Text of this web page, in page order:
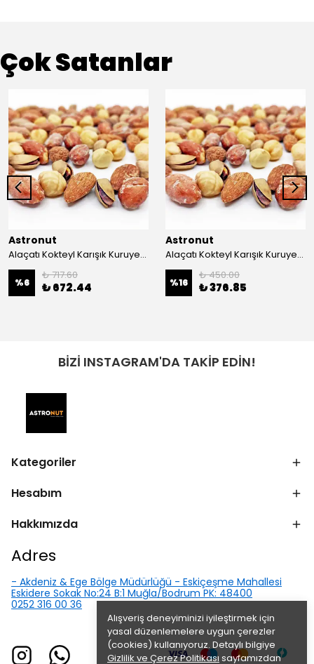
Alışveriş deneyiminizi iyileştirmek için
yasal düzenlemelere uygun çerezler
(cookies) kullanıyoruz. Detaylı bilgiye
Gizlilik ve Çerez Politikası sayfamızdan
Çok Satanlar
Astronut
Alaçatı Kokteyl Karışık Kuruyemiş 1 kg
%6
₺ 717.60
₺ 672.44
Astronut
Alaçatı Kokteyl Karışık Kuruyemiş 500 Gr
%16
₺ 450.00
₺ 376.85
BİZİ INSTAGRAM'DA TAKİP EDİN!
Kategoriler
Hesabım
Hakkımızda
Adres
- Akdeniz & Ege Bölge Müdürlüğü - Eskiçeşme Mahallesi
Eskidere Sokak No:24 B:1 Muğla/Bodrum PK: 48400
0252 316 00 36